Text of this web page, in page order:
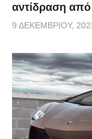
αντίδραση από
9 ΔΕΚΕΜΒΡΊΟΥ,